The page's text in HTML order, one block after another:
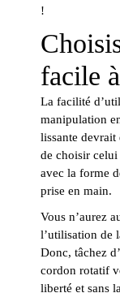
!
facile
La facilité
manipulation
lissante
de choisir
avec la forme
prise en main.
Vous n’aurez
l’utilisation de
Donc, tâchez
cordon rotatif
liberté et sans